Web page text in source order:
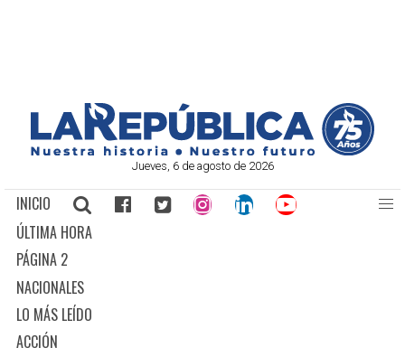
Jueves, 6 de agosto de 2026
INICIO
ÚLTIMA HORA
PÁGINA 2
NACIONALES
LO MÁS LEÍDO
ACCIÓN